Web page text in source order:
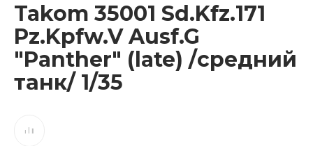
Takom 35001 Sd.Kfz.171
Pz.Kpfw.V Ausf.G
"Panther" (late) /средний
танк/ 1/35